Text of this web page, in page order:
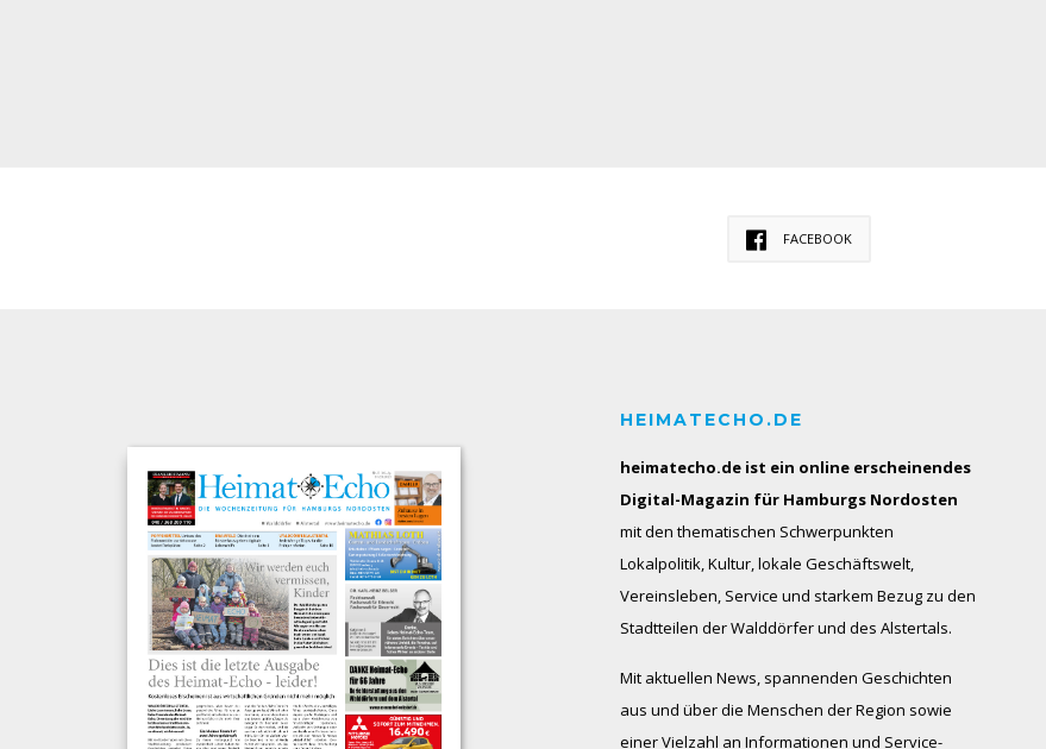
FACEBOOK
HEIMATECHO.DE
heimatecho.de ist ein online erscheinendes
Digital-Magazin für Hamburgs Nordosten
mit den thematischen Schwerpunkten
Lokalpolitik, Kultur, lokale Geschäftswelt,
Vereinsleben, Service und starkem Bezug zu den
Stadtteilen der Walddörfer und des Alstertals.
Mit aktuellen News, spannenden Geschichten
aus und über die Menschen der Region sowie
einer Vielzahl an Informationen und Service-